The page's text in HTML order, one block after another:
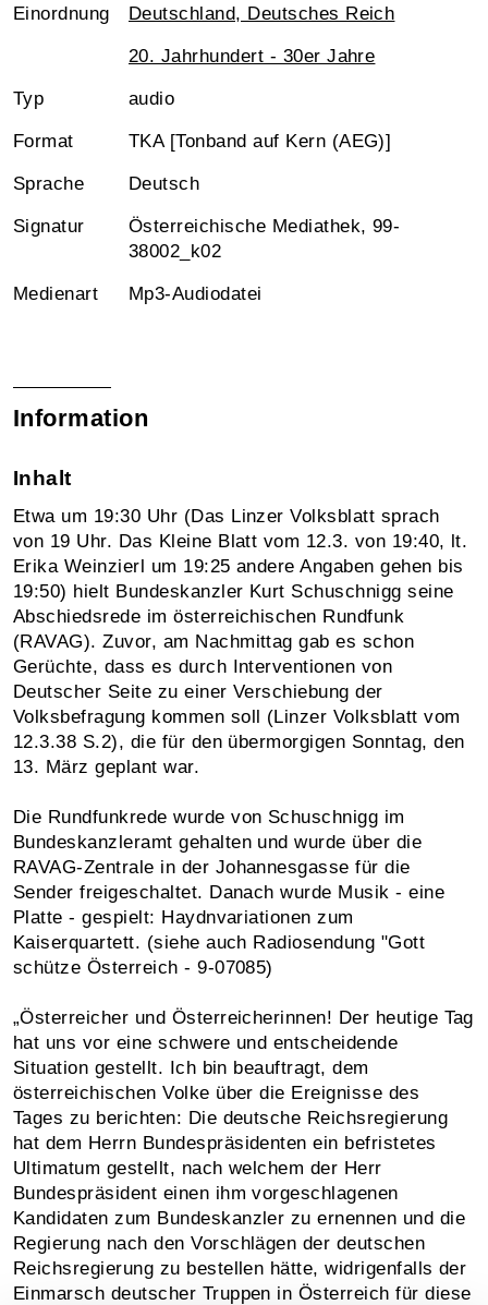
Einordnung
Deutschland, Deutsches Reich
20. Jahrhundert - 30er Jahre
Typ audio
Format TKA [Tonband auf Kern (AEG)]
Sprache Deutsch
Signatur
Österreichische Mediathek, 99-
38002_k02
Medienart Mp3-Audiodatei
Information
Inhalt
Etwa um 19:30 Uhr (Das Linzer Volksblatt sprach
von 19 Uhr. Das Kleine Blatt vom 12.3. von 19:40, lt.
Erika Weinzierl um 19:25 andere Angaben gehen bis
19:50) hielt Bundeskanzler Kurt Schuschnigg seine
Abschiedsrede im österreichischen Rundfunk
(RAVAG). Zuvor, am Nachmittag gab es schon
Gerüchte, dass es durch Interventionen von
Deutscher Seite zu einer Verschiebung der
Volksbefragung kommen soll (Linzer Volksblatt vom
12.3.38 S.2), die für den übermorgigen Sonntag, den
13. März geplant war.
Die Rundfunkrede wurde von Schuschnigg im
Bundeskanzleramt gehalten und wurde über die
RAVAG-Zentrale in der Johannesgasse für die
Sender freigeschaltet. Danach wurde Musik - eine
Platte - gespielt: Haydnvariationen zum
Kaiserquartett. (siehe auch Radiosendung "Gott
schütze Österreich - 9-07085)
„Österreicher und Österreicherinnen! Der heutige Tag
hat uns vor eine schwere und entscheidende
Situation gestellt. Ich bin beauftragt, dem
österreichischen Volke über die Ereignisse des
Tages zu berichten: Die deutsche Reichsregierung
hat dem Herrn Bundespräsidenten ein befristetes
Ultimatum gestellt, nach welchem der Herr
Bundespräsident einen ihm vorgeschlagenen
Kandidaten zum Bundeskanzler zu ernennen und die
Regierung nach den Vorschlägen der deutschen
Reichsregierung zu bestellen hätte, widrigenfalls der
Einmarsch deutscher Truppen in Österreich für diese